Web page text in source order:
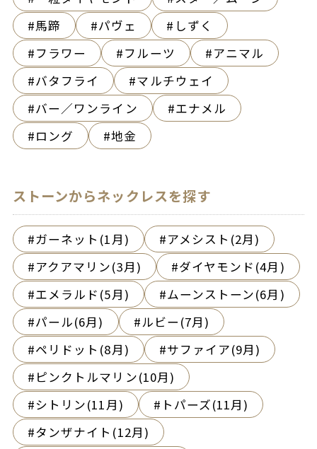
馬蹄
パヴェ
しずく
フラワー
フルーツ
アニマル
バタフライ
マルチウェイ
バー／ワンライン
エナメル
ロング
地金
ストーンからネックレスを探す
ガーネット(1月)
アメシスト(2月)
アクアマリン(3月)
ダイヤモンド(4月)
エメラルド(5月)
ムーンストーン(6月)
パール(6月)
ルビー(7月)
ペリドット(8月)
サファイア(9月)
ピンクトルマリン(10月)
シトリン(11月)
トパーズ(11月)
タンザナイト(12月)